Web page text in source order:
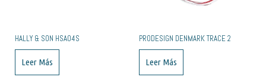
HALLY & SON HSA04S
Leer Más
PRODESIGN DENMARK TRACE 2
Leer Más